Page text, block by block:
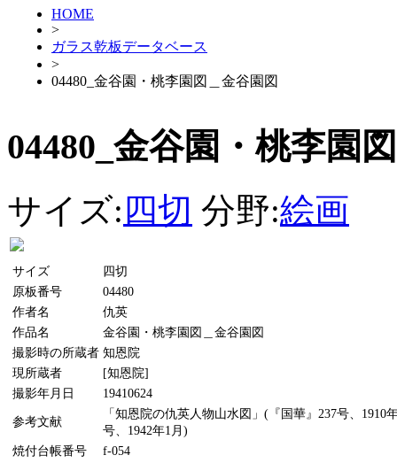
HOME
>
ガラス乾板データベース
>
04480_金谷園・桃李園図＿金谷園図
04480_金谷園・桃李園
サイズ: 四切 分野:絵画
サイズ
四切
原板番号
04480
作者名
仇英
作品名
金谷園・桃李園図＿金谷園図
撮影時の所蔵者 知恩院
現所蔵者
[知恩院]
撮影年月日
19410624
参考文献
「知恩院の仇英人物山水図」(『国華』237号、
号、1942年1月)
焼付台帳番号
f-054